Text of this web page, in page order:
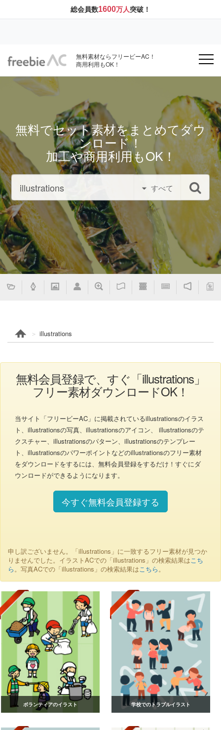
総会員数1600万人突破！
無料素材ならフリービーAC！
商用利用もOK！
無料でセット素材をまとめてダウ
ンロード！
加工や商用利用もOK！
すべて
illustrations
無料会員登録で、すぐ「illustrations」
フリー素材ダウンロードOK！
当サイト「フリービーAC」に掲載されているillustrationsのイラス
ト、illustrationsの写真、illustrationsのアイコン、 illustrationsのテ
クスチャー、illustrationsのパターン、illustrationsのテンプレー
ト、illustrationsのパワーポイントなどのillustrationsのフリー素材
をダウンロードをするには、無料会員登録をするだけ！すぐにダ
ウンロードができるようになります。
今すぐ無料会員登録する
申し訳ございません。「illustrations」に一致するフリー素材が見つか
りませんでした。イラストACでの「illustrations」の検索結果はこち
ら。写真ACでの「illustrations」の検索結果はこちら。
ボランティアのイラスト 学校でのトラブルイラスト